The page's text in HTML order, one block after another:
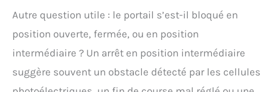
Autre question utile : le portail s’est-il bloqué en
position ouverte, fermée, ou en position
intermédiaire ? Un arrêt en position intermédiaire
suggère souvent un obstacle détecté par les cellules